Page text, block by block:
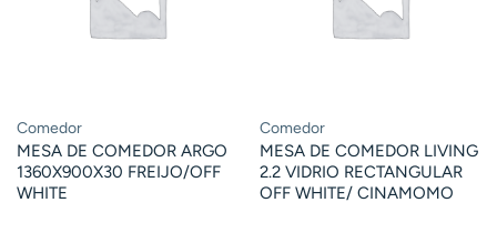
Comedor
MESA DE COMEDOR ARGO
1360X900X30 FREIJO/OFF
WHITE
Comedor
MESA DE COMEDOR LIVING
2.2 VIDRIO RECTANGULAR
OFF WHITE/ CINAMOMO